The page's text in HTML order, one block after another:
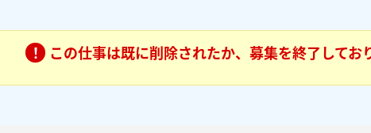
この仕事は既に削除されたか、募集を終了してお